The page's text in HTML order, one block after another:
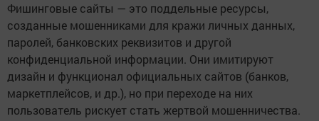
Фишинговые сайты — это поддельные ресурсы,
созданные мошенниками для кражи личных данных,
паролей, банковских реквизитов и другой
конфиденциальной информации. Они имитируют
дизайн и функционал официальных сайтов (банков,
маркетплейсов, и др.), но при переходе на них
пользователь рискует стать жертвой мошенничества.